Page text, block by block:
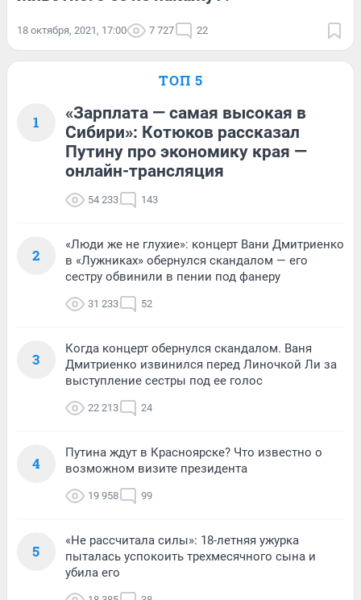
18 октября, 2021, 17:00 7 727 22
ТОП 5
1
«Зарплата — самая высокая в
Сибири»: Котюков рассказал
Путину про экономику края —
онлайн-трансляция
54 233 143
2
«Люди же не глухие»: концерт Вани Дмитриенко
в «Лужниках» обернулся скандалом — его
сестру обвинили в пении под фанеру
31 233 52
3
Когда концерт обернулся скандалом. Ваня
Дмитриенко извинился перед Линочкой Ли за
выступление сестры под ее голос
22 213 24
4
Путина ждут в Красноярске? Что известно о
возможном визите президента
19 958 99
5
«Не рассчитала силы»: 18-летняя ужурка
пыталась успокоить трехмесячного сына и
убила его